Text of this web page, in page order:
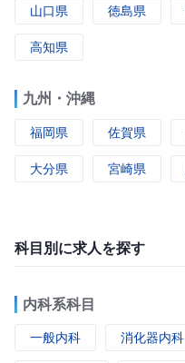
山口県 徳島県
高知県
九州・沖縄
福岡県 佐賀県
大分県 宮崎県
科目別に求人を探す
内科系科目
一般内科 消化器内科